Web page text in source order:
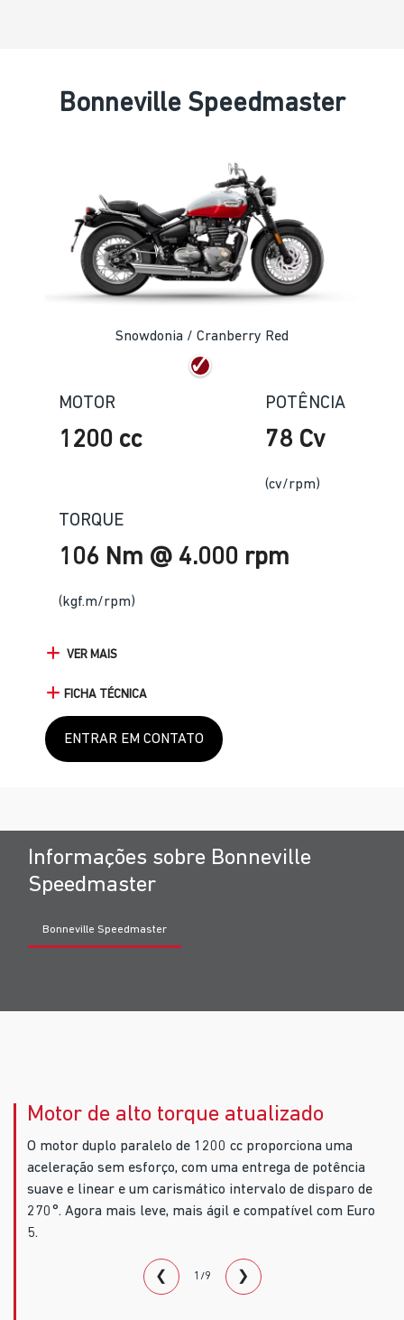
Bonneville Speedmaster
Snowdonia / Cranberry Red
MOTOR
1200 cc
POTÊNCIA
78 Cv
(cv/rpm)
TORQUE
106 Nm @ 4.000 rpm
(kgf.m/rpm)
VER MAIS
FICHA TÉCNICA
ENTRAR EM CONTATO
Informações sobre Bonneville
Speedmaster
Bonneville Speedmaster
Motor de alto torque atualizado
O motor duplo paralelo de 1200 cc proporciona uma
aceleração sem esforço, com uma entrega de potência
suave e linear e um carismático intervalo de disparo de
270°. Agora mais leve, mais ágil e compatível com Euro
5.
❮ 1/9 ❯